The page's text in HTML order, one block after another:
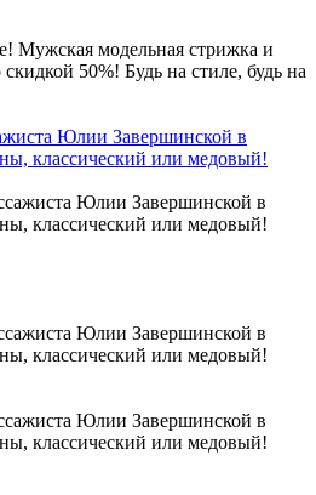
Юлии Завершинской в
классический или медовый!